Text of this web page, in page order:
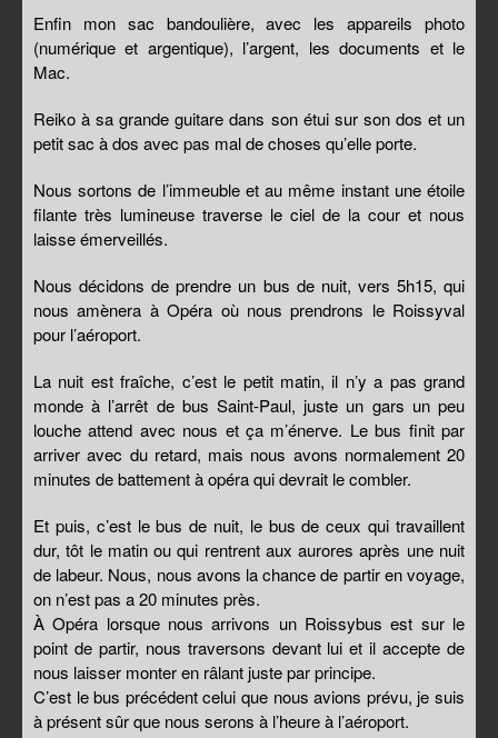
Enfin mon sac bandoulière, avec les appareils photo
(numérique et argentique), l’argent, les documents et le
Mac.
Reiko à sa grande guitare dans son étui sur son dos et un
petit sac à dos avec pas mal de choses qu’elle porte.
Nous sortons de l’immeuble et au même instant une étoile
filante très lumineuse traverse le ciel de la cour et nous
laisse émerveillés.
Nous décidons de prendre un bus de nuit, vers 5h15, qui
nous amènera à Opéra où nous prendrons le Roissyval
pour l’aéroport.
La nuit est fraîche, c’est le petit matin, il n’y a pas grand
monde à l’arrêt de bus Saint-Paul, juste un gars un peu
louche attend avec nous et ça m’énerve. Le bus finit par
arriver avec du retard, mais nous avons normalement 20
minutes de battement à opéra qui devrait le combler.
Et puis, c’est le bus de nuit, le bus de ceux qui travaillent
dur, tôt le matin ou qui rentrent aux aurores après une nuit
de labeur. Nous, nous avons la chance de partir en voyage,
on n’est pas a 20 minutes près.
À Opéra lorsque nous arrivons un Roissybus est sur le
point de partir, nous traversons devant lui et il accepte de
nous laisser monter en râlant juste par principe.
C’est le bus précédent celui que nous avions prévu, je suis
à présent sûr que nous serons à l’heure à l’aéroport.